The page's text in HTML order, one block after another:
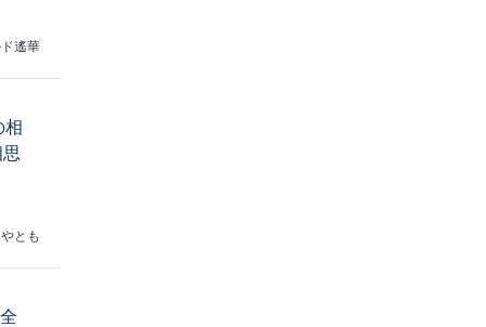
遙華
相
とも